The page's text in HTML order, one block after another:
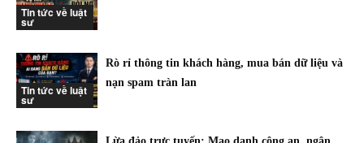
Tin tức về luật
sư
Tin tức về luật
sư
Rò rỉ thông tin khách hàng, mua bán dữ liệu và
nạn spam tràn lan